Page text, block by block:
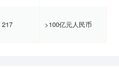
217 >100亿元人民币